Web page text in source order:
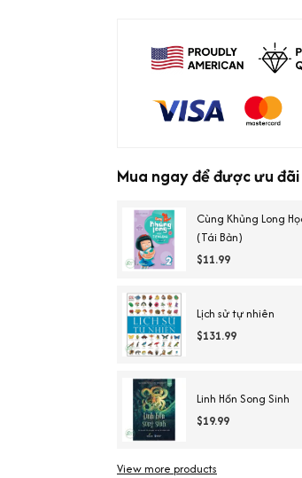
Mua ngay để được ưu
Cùng Khủng Long
(Tái Bản)
$11.99
Lịch sử tự nhiên
$131.99
Linh Hồn Song Sinh
$19.99
View more products